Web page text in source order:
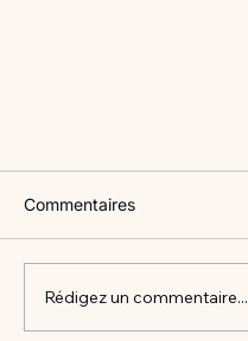
Commentaires
Rédigez un commentaire...